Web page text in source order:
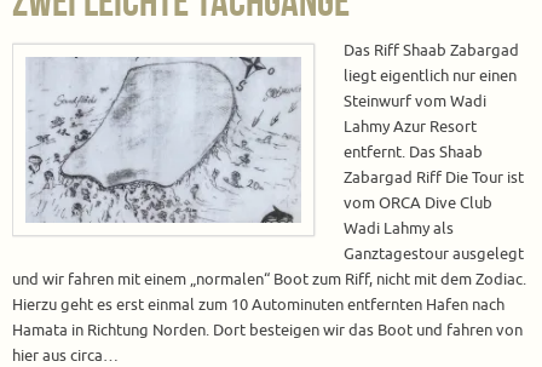
Das Riff Shaab Zabargad
liegt eigentlich nur einen
Steinwurf vom Wadi
Lahmy Azur Resort
entfernt. Das Shaab
Zabargad Riff Die Tour ist
vom ORCA Dive Club
Wadi Lahmy als
Ganztagestour ausgelegt
und wir fahren mit einem „normalen“ Boot zum Riff, nicht mit dem Zodiac.
Hierzu geht es erst einmal zum 10 Autominuten entfernten Hafen nach
Hamata in Richtung Norden. Dort besteigen wir das Boot und fahren von
hier aus circa…